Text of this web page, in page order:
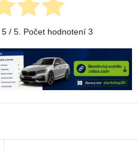
5/ 5. Počet hodnotení 3